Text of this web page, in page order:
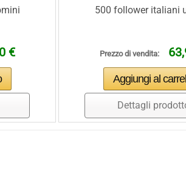
€
500 follower italiani
Prezzo di vendita:
Dettagli